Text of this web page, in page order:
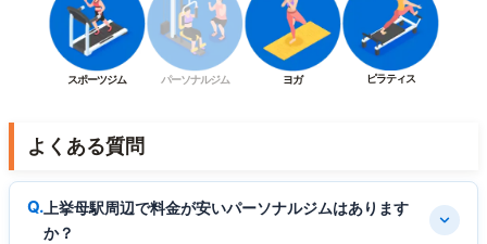
スポーツジム パーソナルジム ヨガ ピラティス
よくある質問
上挙母駅周辺で料金が安いパーソナルジムはあります
か？